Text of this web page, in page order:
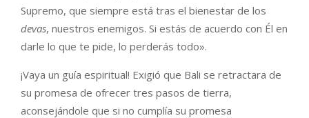
Supremo, que siempre está tras el bienestar de los
devas, nuestros enemigos. Si estás de acuerdo con Él en
darle lo que te pide, lo perderás todo».
¡Vaya un guía espiritual! Exigió que Bali se retractara de
su promesa de ofrecer tres pasos de tierra,
aconsejándole que si no cumplía su promesa